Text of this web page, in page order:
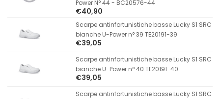
Power N° 44 - BC20576-44
€40,90
Scarpe antinfortunistiche basse Lucky S1 SRC
bianche U-Power n° 39 TE20191-39
€39,05
Scarpe antinfortunistiche basse Lucky S1 SRC
bianche U-Power n° 40 TE20191-40
€39,05
Scarpe antinfortunistiche basse Lucky S1 SRC